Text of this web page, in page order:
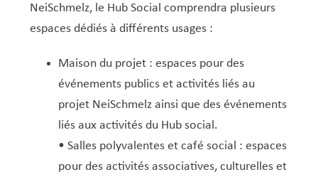
NeiSchmelz, le Hub Social comprendra plusieurs
espaces dédiés à différents usages :
Maison du projet : espaces pour des
événements publics et activités liés au
projet NeiSchmelz ainsi que des événements
liés aux activités du Hub social.
• Salles polyvalentes et café social : espaces
pour des activités associatives, culturelles et